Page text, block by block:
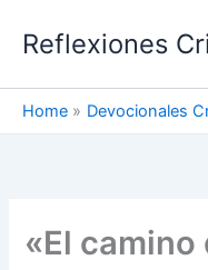
Reflexiones
Home Devocionales
«El camino